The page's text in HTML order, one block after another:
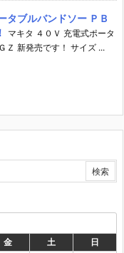
タブルバンドソー ＰＢ
マキタ ４０Ｖ 充電式ポータ
Ｚ 新発売です！ サイズ ...
金 土 日